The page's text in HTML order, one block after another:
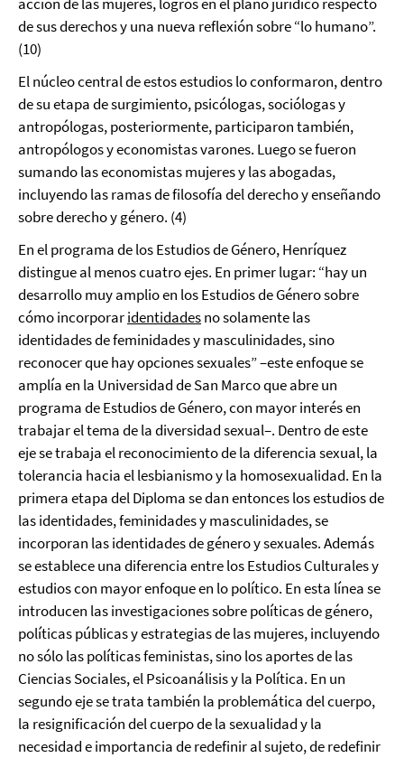
de sus derechos y una nueva reflexión sobre “lo humano”.
(10)
El núcleo central de estos estudios lo conformaron, dentro
de su etapa de surgimiento, psicólogas, sociólogas y
antropólogas, posteriormente, participaron también,
antropólogos y economistas varones. Luego se fueron
sumando las economistas mujeres y las abogadas,
incluyendo las ramas de filosofía del derecho y enseñando
sobre derecho y género. (4)
En el programa de los Estudios de Género, Henríquez
distingue al menos cuatro ejes. En primer lugar: “hay un
desarrollo muy amplio en los Estudios de Género sobre
cómo incorporaridentidadesno solamente las
identidades de feminidades y masculinidades, sino
reconocer que hay opciones sexuales” –este enfoque se
amplía en la Universidad de San Marco que abre un
programa de Estudios de Género, con mayor interés en
trabajar el tema de la diversidad sexual–. Dentro de este
eje se trabaja el reconocimiento de la diferencia sexual, la
tolerancia hacia el lesbianismo y la homosexualidad. En la
primera etapa del Diploma se dan entonces los estudios de
las identidades, feminidades y masculinidades, se
incorporan las identidades de género y sexuales. Además
se establece una diferencia entre los Estudios Culturales y
estudios con mayor enfoque en lo político. En esta línea se
introducen las investigaciones sobre políticas de género,
políticas públicas y estrategias de las mujeres, incluyendo
no sólo las políticas feministas, sino los aportes de las
Ciencias Sociales, el Psicoanálisis y la Política. En un
segundo eje se trata también la problemática del cuerpo,
la resignificación del cuerpo de la sexualidad y la
necesidad e importancia de redefinir al sujeto, de redefinir